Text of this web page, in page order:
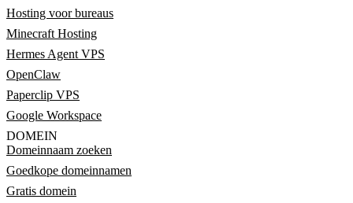
Hosting voor bureaus
Minecraft Hosting
Hermes Agent VPS
OpenClaw
Paperclip VPS
Google Workspace
DOMEIN
Domeinnaam zoeken
Goedkope domeinnamen
Gratis domein